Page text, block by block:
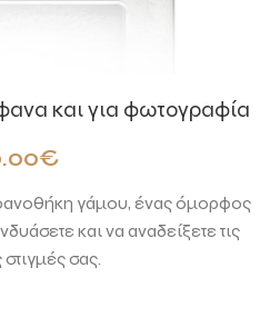
και για φωτογραφία
€
γάμου, ένας όμορφος
και να αναδείξετε τις
σας.